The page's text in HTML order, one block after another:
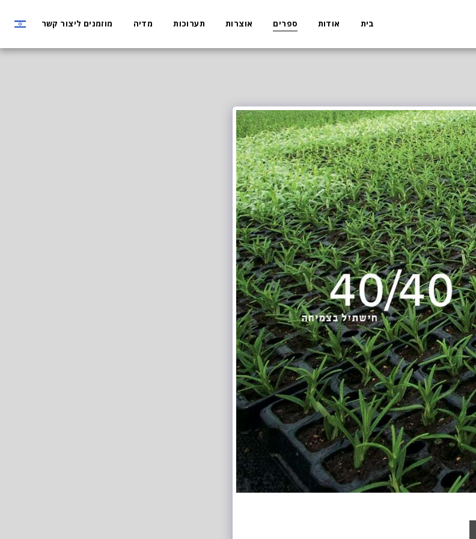
בית אודות ספרים אוצרות תערוכות מדיה מוזמנים ליצור קשר